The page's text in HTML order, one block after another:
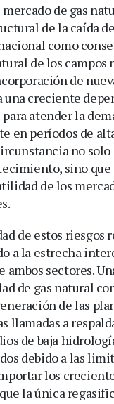
mercado de gas
de la caída
como
de los campos
de
una creciente
atender la
en períodos de
no
sino
de los
de estos riesgos
a la estrecha
sectores.
de gas natural
de las
llamadas a
de baja
debido a las
los
la única